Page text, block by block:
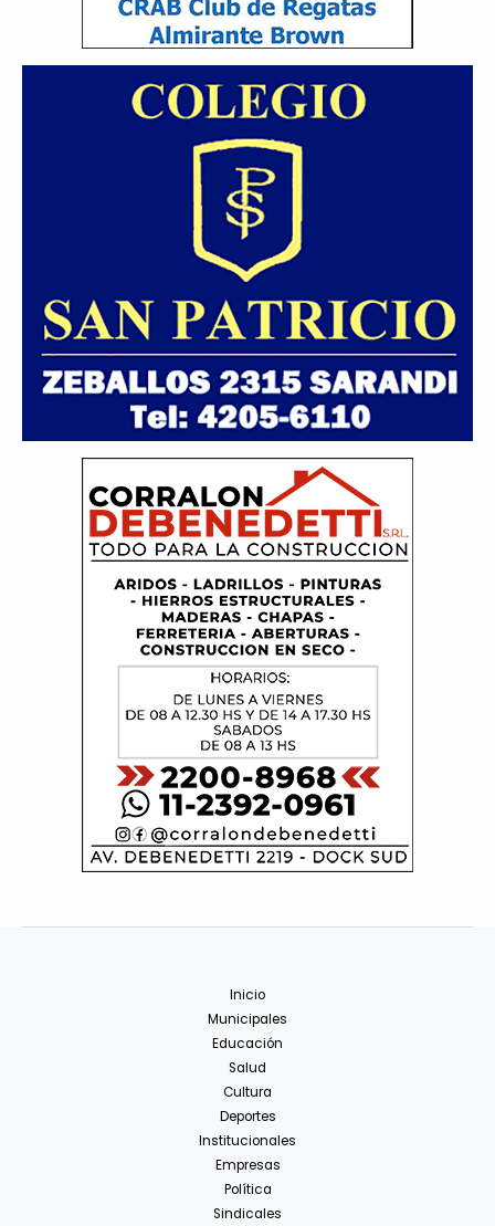
Inicio
Municipales
Educación
Salud
Cultura
Deportes
Institucionales
Empresas
Política
Sindicales